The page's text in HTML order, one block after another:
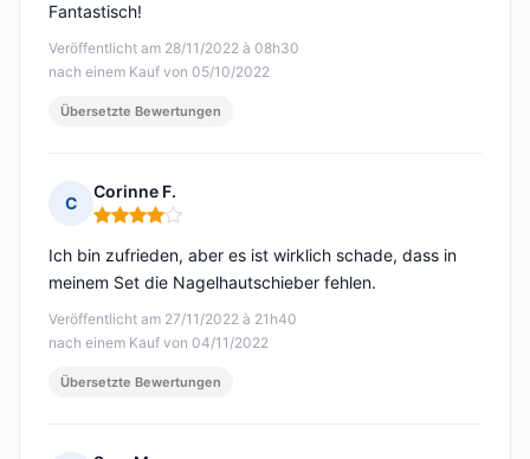
Veröffentlicht am 28/11/2022 à 08h30
nach einem Kauf von 05/10/2022
Fantastisch!
Übersetzte Bewertungen
C
Corinne F.
Hinweis: 4 von 5
Veröffentlicht am 27/11/2022 à 21h40
nach einem Kauf von 04/11/2022
Ich bin zufrieden, aber es ist wirklich schade, dass in
meinem Set die Nagelhautschieber fehlen.
Übersetzte Bewertungen